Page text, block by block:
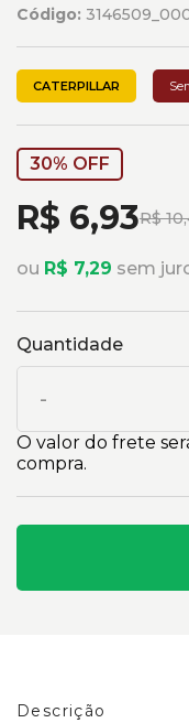
Código:
CATERPILLAR
30% OFF
R$
R$ 6,93
ou R$ 7,29 sem
Quantidade
-
O valor do frete
compra.
Descrição